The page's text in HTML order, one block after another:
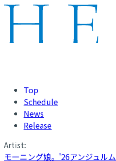
Top
Schedule
News
Release
Artist:
モーニング娘。'26アンジュルム